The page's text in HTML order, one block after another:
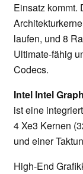
Einsatz kommt.
laufen, und 8
Ultimate-fähig
Codecs.
Intel Intel
ist eine
4 Xe3 Kernen
und einer
High-End